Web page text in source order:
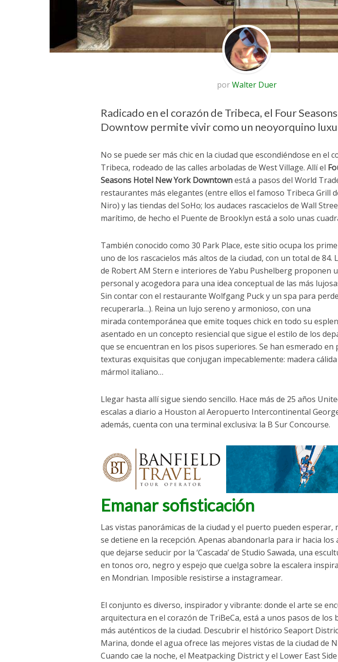
porWalter Duer
Radicado en el corazón de Tribeca, el Four
Downtow permite vivir como un neoyorquino
No se puede ser más chic en la ciudad que escondiéndose en el
Tribeca, rodeado de las calles arboladas de West Village. Allí el
Seasons Hotel New York Downtownestá a pasos del World
restaurantes más elegantes (entre ellos el famoso Tribeca Grill
Niro) y las tiendas del SoHo; los audaces rascacielos de Wall
marítimo, de hecho el Puente de Brooklyn está a solo unas
También conocido como 30 Park Place, este sitio ocupa los
uno de los rascacielos más altos de la ciudad, con un total de 84.
de Robert AM Stern e interiores de Yabu Pushelberg proponen
personal y acogedora para una idea conceptual de las más
Sin contar con el restaurante Wolfgang Puck y un spa para
recuperarla…). Reina un lujo sereno y armonioso, con una
mirada contemporánea que emite toques chick en todo su
asentado en un concepto resiencial que sigue el estilo de los
que se encuentran en los pisos superiores. Se han esmerado
texturas exquisitas que conjugan impecablemente: madera
mármol italiano…
Llegar hasta allí sigue siendo sencillo. Hace más de 25 años
escalas a diario a Houston al Aeropuerto Intercontinental
además, cuenta con una terminal exclusiva: la B Sur Concourse.
Emanar sofisticación
Las vistas panorámicas de la ciudad y el puerto pueden esperar,
se detiene en la recepción. Apenas abandonarla para ir hacia los
que dejarse seducir por la ‘Cascada’ de Studio Sawada, una
en tonos oro, negro y espejo que cuelga sobre la escalera
en Mondrian. Imposible resistirse a instagramear.
El conjunto es diverso, inspirador y vibrante: donde el arte se
arquitectura en el corazón de TriBeCa, está a unos pasos de los
más auténticos de la ciudad. Descubrir el histórico Seaport
Marina, donde el agua ofrece las mejores vistas de la ciudad de
Cuando cae la noche, el Meatpacking District y el Lower East